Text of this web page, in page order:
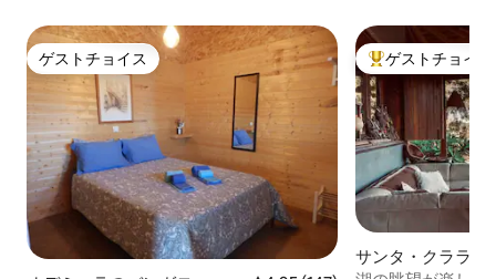
ゲストチョイス
ゲストチョイス 大好評のゲスト
ゲストチョイス
サンタ・クララ・